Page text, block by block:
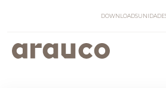
DOWNLOADS